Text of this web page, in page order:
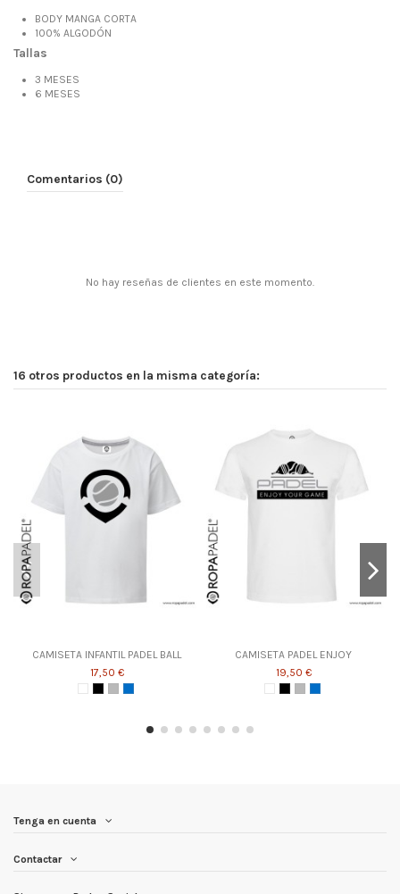
BODY MANGA CORTA
100% ALGODÓN
Tallas
3 MESES
6 MESES
Comentarios (0)
No hay reseñas de clientes en este momento.
16 otros productos en la misma categoría:
CAMISETA INFANTIL PADEL BALL
17,50 €
CAMISETA PADEL ENJOY
19,50 €
Tenga en cuenta
Contactar